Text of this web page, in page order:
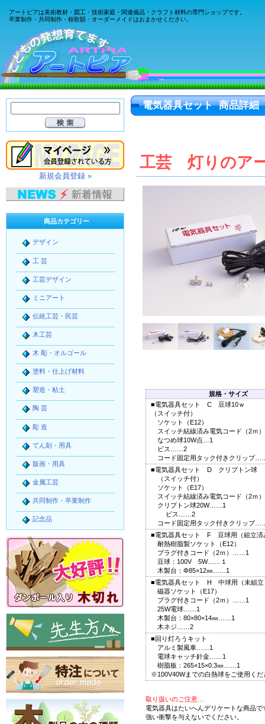
アートピアは美術教材・図工・技術家庭・関連備品・クラフト材料の専門ショップです。
卒業制作・共同制作・校歌額・オーダーメイドはおまかせください。
電気器具セット 商品詳細
工芸 灯りのア
規格・サイズ
■電気器具セット C 豆球10ｗ
（スイッチ付）
ソケット（E12）
スイッチ結線済み電気コード（2ｍ
なつめ球10W点…1
ビス……2
コード固定用タック付きクリッ
■電気器具セット D クリプトン球
（スイッチ付）
ソケット（E17）
スイッチ結線済み電気コード（2ｍ
クリプトン球20W……1
ビス……2
コード固定用タック付きクリッ
■電気器具セット F 豆球用（組立済
耐熱樹脂製ソケット（E12）
プラグ付きコード（2ｍ）……1
豆球：100V 5W……１
木製台：Φ85×12㎜……1
■電気器具セット H 中球用（未組立
磁器ソケット（E17）
プラグ付きコード（2ｍ）……1
25W電球……1
木製台：80×80×14㎜……1
木ネジ……2
■回り灯ろうキット
アルミ製風車……1
電球キャッチ針金……1
樹脂板：265×15×0.3㎜……1
※100V40Wまでの白熱球をご使用くだ
取り扱いのご注意…
電気器具はたいへんデリケートな商品で
強い衝撃を与えないでください。
新規会員登録 »
商品カテゴリー
デザイン
工 芸
工芸デザイン
ミニアート
伝統工芸・民芸
木工芸
木 彫・オルゴール
塗料・仕上げ材料
塑造・粘土
陶 芸
彫 造
てん刻・用具
版画・用具
金属工芸
共同制作・卒業制作
記念品